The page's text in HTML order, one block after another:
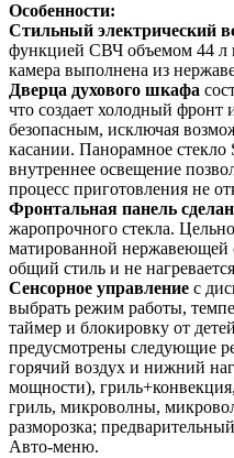
Особенности:
Стильный электрический
функцией СВЧ объемом 44 л
камера выполнена из
Дверца духового шкафа
что создает холодный фронт
безопасным, исключая
касании. Панорамное
внутреннее освещение
процесс приготовления не
Фронтальная панель
жаропрочного стекла.
матированной нержавеющей
общий стиль и не
Сенсорное управление с
выбрать режим работы,
таймер и блокировку от
предусмотрены следующие
горячий воздух и нижний
мощности),
гриль, микроволны,
разморозка;
Авто-меню.